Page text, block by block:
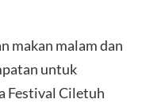
makan malam dan
untuk
Festival Ciletuh